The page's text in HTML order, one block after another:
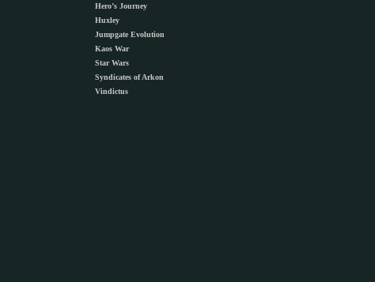
Hero’s Journey
Huxley
Jumpgate Evolution
Kaos War
Star Wars
Syndicates of Arkon
Vindictus